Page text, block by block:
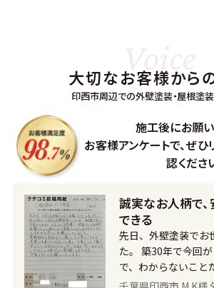
大切なお客様から
印西市周辺での外壁塗装・屋根塗
施工後にお願
お客様アンケートで、ぜひ
認くださ
誠実なお人柄で
できる
先日、外壁塗装でお
た。 築30年で今回
で、わからないこと
たが、見積もりも詳